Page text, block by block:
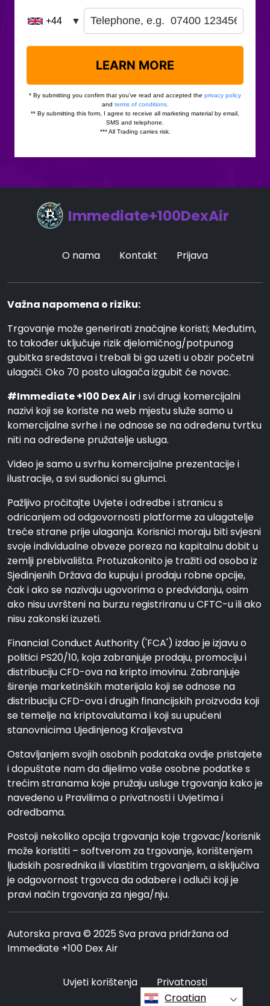
Immediate+100DexAir
O nama Kontakt Prijava
Važna napomena o riziku:
Trgovanje može generirati značajne koristi; Međutim,
to također uključuje rizik djelomičnog/potpunog
gubitka sredstava i trebali bi ga uzeti u obzir početni
ulagači. Oko 70 posto ulagača izgubit će novac.
#Immediate +100 Dex Airi svi drugi komercijalni
nazivi koji se koriste na web mjestu služe samo u
komercijalne svrhe i ne odnose se na određenu tvrtku
niti na određene pružatelje usluga.
Video je samo u svrhu komercijalne prezentacije i
ilustracije, a svi sudionici su glumci.
Pažljivo pročitajte Uvjete i odredbe i stranicu s
odricanjem od odgovornosti platforme za ulagatelje
treće strane prije ulaganja. Korisnici moraju biti svjesni
svoje individualne obveze poreza na kapitalnu dobit u
zemlji prebivališta. Protuzakonito je tražiti od osoba iz
Sjedinjenih Država da kupuju i prodaju robne opcije,
čak i ako se nazivaju ugovorima o predviđanju, osim
ako nisu uvršteni na burzu registriranu u CFTC-u ili ako
nisu zakonski izuzeti.
Financial Conduct Authority ('FCA') izdao je izjavu o
politici PS20/10, koja zabranjuje prodaju, promociju i
distribuciju CFD-ova na kripto imovinu. Zabranjuje
širenje marketinških materijala koji se odnose na
distribuciju CFD-ova i drugih financijskih proizvoda koji
se temelje na kriptovalutama i koji su upućeni
stanovnicima Ujedinjenog Kraljevstva
Ostavljanjem svojih osobnih podataka ovdje pristajete
i dopuštate nam da dijelimo vaše osobne podatke s
trećim stranama koje pružaju usluge trgovanja kako je
navedeno u Pravilima o privatnosti i Uvjetima i
odredbama.
Postoji nekoliko opcija trgovanja koje trgovac/korisnik
može koristiti – softverom za trgovanje, korištenjem
ljudskih posrednika ili vlastitim trgovanjem, a isključiva
je odgovornost trgovca da odabere i odluči koji je
pravi način trgovanja za njega/nju.
Autorska prava © 2025 Sva prava pridržana od
Immediate +100 Dex Air
Uvjeti korištenja
Privatnosti
Croatian